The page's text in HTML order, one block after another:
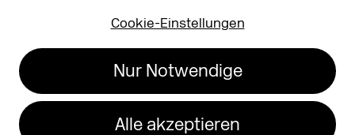
Nutzung findest Du in unserer
Cookie-Einstellungen
Nur Notwendige
Alle akzeptieren
Datenschutz
Erklärung zur
Barrierefreiheit